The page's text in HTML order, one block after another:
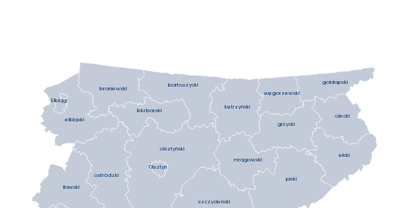
bartoszycki
braniewski
elbląski
ełcki
giżycki
iławski
kętrzyński
lidzbarski
mrągowski
olecki
olsztyński
ostródzki piski
szczycieński
gołdapski
węgorzewski
Elbląg
Olsztyn